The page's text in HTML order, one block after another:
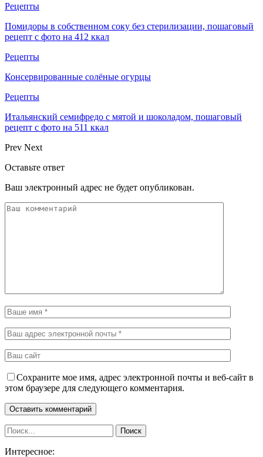
Рецепты
Помидоры в собственном соку без стерилизации, пошаговый
рецепт с фото на 412 ккал
Рецепты
Консервированные солёные огурцы
Рецепты
Итальянский семифредо с мятой и шоколадом, пошаговый
рецепт с фото на 511 ккал
Prev Next
Оставьте ответ
Ваш электронный адрес не будет опубликован.
Сохраните мое имя, адрес электронной почты и веб-сайт в
этом браузере для следующего комментария.
Интересное: